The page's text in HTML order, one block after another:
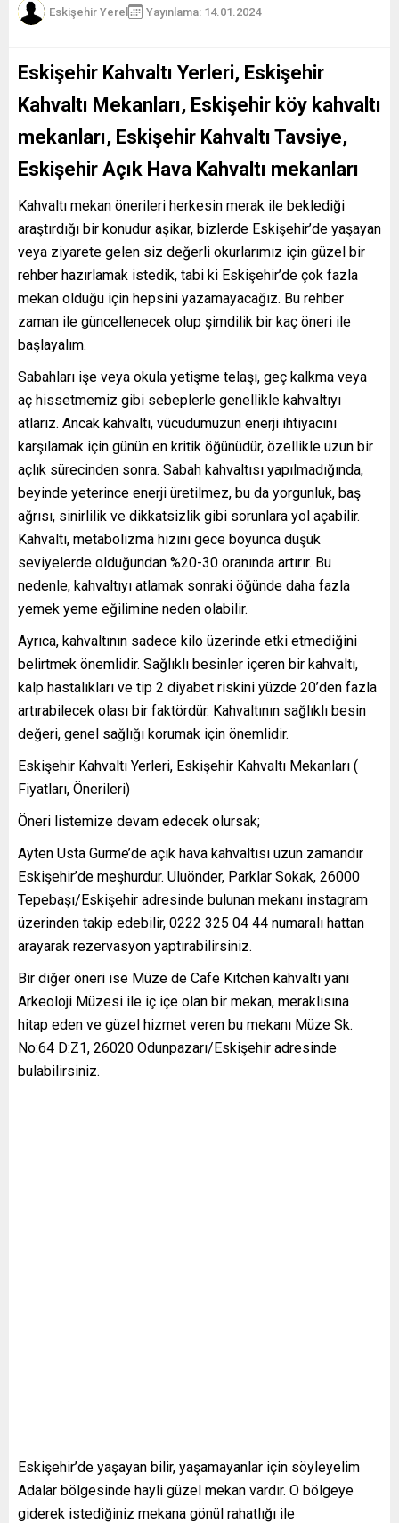
Eskişehir Yerel Yayınlama: 14.01.2024
Eskişehir Kahvaltı Yerleri, Eskişehir
Kahvaltı Mekanları, Eskişehir köy kahvaltı
mekanları, Eskişehir Kahvaltı Tavsiye,
Eskişehir Açık Hava Kahvaltı mekanları
Kahvaltı mekan önerileri herkesin merak ile beklediği
araştırdığı bir konudur aşikar, bizlerde Eskişehir’de yaşayan
veya ziyarete gelen siz değerli okurlarımız için güzel bir
rehber hazırlamak istedik, tabi ki Eskişehir’de çok fazla
mekan olduğu için hepsini yazamayacağız. Bu rehber
zaman ile güncellenecek olup şimdilik bir kaç öneri ile
başlayalım.
Sabahları işe veya okula yetişme telaşı, geç kalkma veya
aç hissetmemiz gibi sebeplerle genellikle kahvaltıyı
atlarız. Ancak kahvaltı, vücudumuzun enerji ihtiyacını
karşılamak için günün en kritik öğünüdür, özellikle uzun bir
açlık sürecinden sonra. Sabah kahvaltısı yapılmadığında,
beyinde yeterince enerji üretilmez, bu da yorgunluk, baş
ağrısı, sinirlilik ve dikkatsizlik gibi sorunlara yol açabilir.
Kahvaltı, metabolizma hızını gece boyunca düşük
seviyelerde olduğundan %20-30 oranında artırır. Bu
nedenle, kahvaltıyı atlamak sonraki öğünde daha fazla
yemek yeme eğilimine neden olabilir.
Ayrıca, kahvaltının sadece kilo üzerinde etki etmediğini
belirtmek önemlidir. Sağlıklı besinler içeren bir kahvaltı,
kalp hastalıkları ve tip 2 diyabet riskini yüzde 20’den fazla
artırabilecek olası bir faktördür. Kahvaltının sağlıklı besin
değeri, genel sağlığı korumak için önemlidir.
Eskişehir Kahvaltı Yerleri, Eskişehir Kahvaltı Mekanları (
Fiyatları, Önerileri)
Öneri listemize devam edecek olursak;
Ayten Usta Gurme’de açık hava kahvaltısı uzun zamandır
Eskişehir’de meşhurdur. Uluönder, Parklar Sokak, 26000
Tepebaşı/Eskişehir adresinde bulunan mekanı instagram
üzerinden takip edebilir, 0222 325 04 44 numaralı hattan
arayarak rezervasyon yaptırabilirsiniz.
Bir diğer öneri ise Müze de Cafe Kitchen kahvaltı yani
Arkeoloji Müzesi ile iç içe olan bir mekan, meraklısına
hitap eden ve güzel hizmet veren bu mekanı Müze Sk.
No:64 D:Z1, 26020 Odunpazarı/Eskişehir adresinde
bulabilirsiniz.
Eskişehir’de yaşayan bilir, yaşamayanlar için söyleyelim
Adalar bölgesinde hayli güzel mekan vardır. O bölgeye
giderek istediğiniz mekana gönül rahatlığı ile